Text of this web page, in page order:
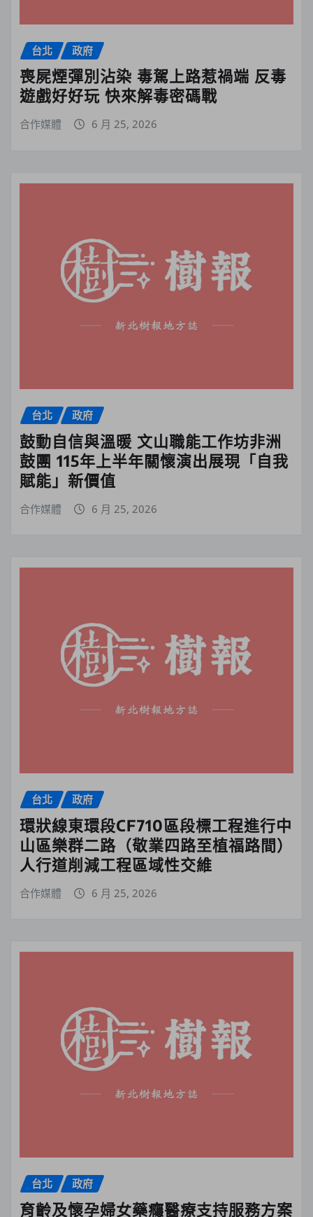
台北 政府
喪屍煙彈別沾染 毒駕上路惹禍端 反毒
遊戲好好玩 快來解毒密碼戰
合作媒體 6 月 25, 2026
台北 政府
鼓動自信與溫暖 文山職能工作坊非洲
鼓團 115年上半年關懷演出展現「自我
賦能」新價值
合作媒體 6 月 25, 2026
台北 政府
環狀線東環段CF710區段標工程進行中
山區樂群二路（敬業四路至植福路間）
人行道削減工程區域性交維
合作媒體 6 月 25, 2026
台北 政府
育齡及懷孕婦女藥癮醫療支持服務方案